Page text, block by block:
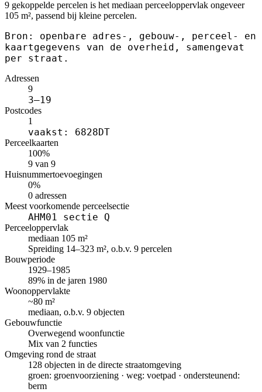
9 gekoppelde percelen is het mediaan perceeloppervlak ongeveer
105 m², passend bij kleine percelen.
Bron: openbare adres-, gebouw-, perceel- en
kaartgegevens van de overheid, samengevat
per straat.
Adressen
9
3–19
Postcodes
1
vaakst: 6828DT
Perceelkaarten
100%
9 van 9
Huisnummertoevoegingen
0%
0 adressen
Meest voorkomende perceelsectie
AHM01 sectie Q
Perceeloppervlak
mediaan 105 m²
Spreiding 14–323 m², o.b.v. 9 percelen
Bouwperiode
1929–1985
89% in de jaren 1980
Woonoppervlakte
~80 m²
mediaan, o.b.v. 9 objecten
Gebouwfunctie
Overwegend woonfunctie
Mix van 2 functies
Omgeving rond de straat
128 objecten in de directe straatomgeving
groen: groenvoorziening · weg: voetpad · ondersteunend:
berm